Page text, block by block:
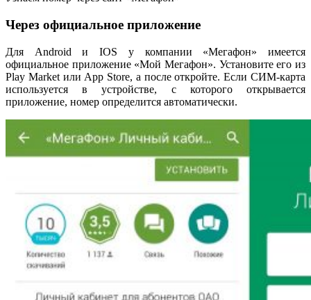
Через официальное приложение
Для Android и IOS у компании «Мегафон» имеется
официальное приложение «Мой Мегафон». Установите его из
Play Market или App Store, а после откройте. Если СИМ-карта
используется в устройстве, с которого открывается
приложение, номер определится автоматически.